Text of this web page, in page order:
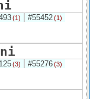
(1) #55452(1)
(3) #55276(3)